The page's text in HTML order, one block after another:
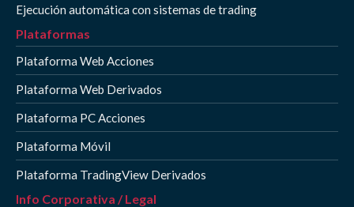
Ejecución automática con sistemas de trading
Plataformas
Plataforma Web Acciones
Plataforma Web Derivados
Plataforma PC Acciones
Plataforma Móvil
Plataforma TradingView Derivados
Info Corporativa / Legal